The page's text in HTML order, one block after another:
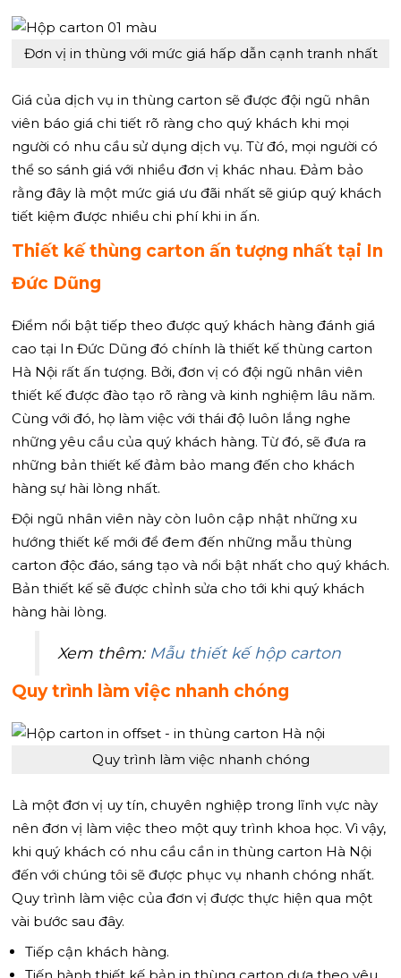
Đơn vị in thùng với mức giá hấp dẫn cạnh tranh nhất
Giá của dịch vụ in thùng carton sẽ được đội ngũ nhân
viên báo giá chi tiết rõ ràng cho quý khách khi mọi
người có nhu cầu sử dụng dịch vụ. Từ đó, mọi người có
thể so sánh giá với nhiều đơn vị khác nhau. Đảm bảo
rằng đây là một mức giá ưu đãi nhất sẽ giúp quý khách
tiết kiệm được nhiều chi phí khi in ấn.
Thiết kế thùng carton ấn tượng nhất tại In
Đức Dũng
Điểm nổi bật tiếp theo được quý khách hàng đánh giá
cao tại In Đức Dũng đó chính là thiết kế thùng carton
Hà Nội rất ấn tượng. Bởi, đơn vị có đội ngũ nhân viên
thiết kế được đào tạo rõ ràng và kinh nghiệm lâu năm.
Cùng với đó, họ làm việc với thái độ luôn lắng nghe
những yêu cầu của quý khách hàng. Từ đó, sẽ đưa ra
những bản thiết kế đảm bảo mang đến cho khách
hàng sự hài lòng nhất.
Đội ngũ nhân viên này còn luôn cập nhật những xu
hướng thiết kế mới để đem đến những mẫu thùng
carton độc đáo, sáng tạo và nổi bật nhất cho quý khách.
Bản thiết kế sẽ được chỉnh sửa cho tới khi quý khách
hàng hài lòng.
Xem thêm: Mẫu thiết kế hộp carton
Quy trình làm việc nhanh chóng
Quy trình làm việc nhanh chóng
Là một đơn vị uy tín, chuyên nghiệp trong lĩnh vực này
nên đơn vị làm việc theo một quy trình khoa học. Vì vậy,
khi quý khách có nhu cầu cần in thùng carton Hà Nội
đến với chúng tôi sẽ được phục vụ nhanh chóng nhất.
Quy trình làm việc của đơn vị được thực hiện qua một
vài bước sau đây.
Tiếp cận khách hàng.